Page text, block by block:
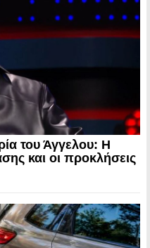
του Άγγελου: Η
και οι προκλήσεις